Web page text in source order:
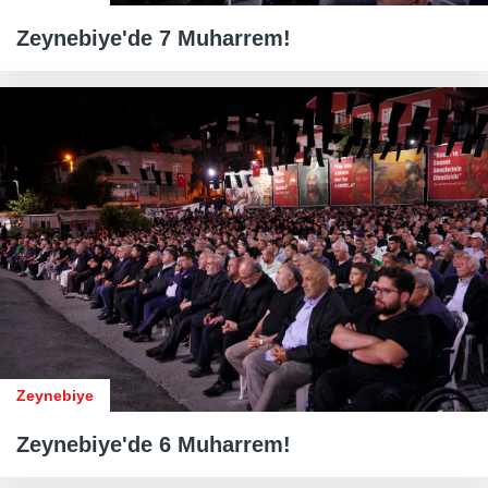
Zeynebiye'de 7 Muharrem!
Zeynebiye
Zeynebiye'de 6 Muharrem!